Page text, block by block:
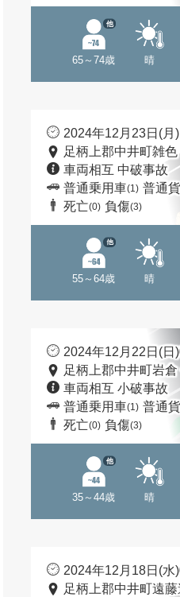
65～74歳
他
晴
2024年12月23日(月
足柄上郡中井町雑
車両相互 中破事故
普通乗用車(1) 普通
死亡(0) 負傷(3)
55～64歳
他
晴
2024年12月22日(日
足柄上郡中井町岩
車両相互 小破事故
普通乗用車(1) 普通
死亡(0) 負傷(3)
35～44歳
他
晴
2024年12月18日(水
足柄上郡中井町遠